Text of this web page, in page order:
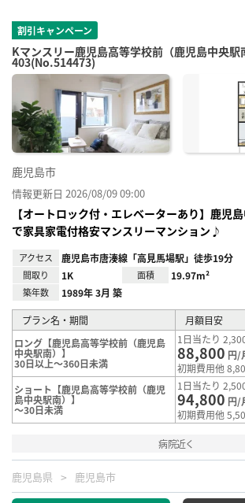
割引キャンペーン
Kマンスリー鹿児島高等学校前（鹿児島中央駅
403(No.514473)
鹿児島市
情報更新日 2026/08/09 09:00
【オートロック付・エレベーターあり】鹿児
で家具家電付格安マンスリーマンション♪
アクセス 鹿児島市唐湊線「高見馬場駅」徒歩19分
間取り 1K 面積 19.97m²
築年数 1989年 3月 築
プラン名・期間
月額目安
ロング【鹿児島高等学校前（鹿児島
中央駅南）】
30日以上～360日未満
1日当たり
88,800 円/
初期費用他
ショート【鹿児島高等学校前（鹿児
島中央駅南）】
～30日未満
1日当たり
94,800 円/
初期費用他
病院近く
鹿児島県 鹿児島市